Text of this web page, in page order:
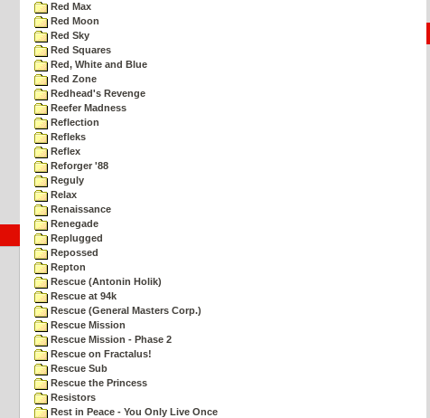
Red Max
Red Moon
Red Sky
Red Squares
Red, White and Blue
Red Zone
Redhead's Revenge
Reefer Madness
Reflection
Refleks
Reflex
Reforger '88
Reguly
Relax
Renaissance
Renegade
Replugged
Repossed
Repton
Rescue (Antonin Holik)
Rescue at 94k
Rescue (General Masters Corp.)
Rescue Mission
Rescue Mission - Phase 2
Rescue on Fractalus!
Rescue Sub
Rescue the Princess
Resistors
Rest in Peace - You Only Live Once